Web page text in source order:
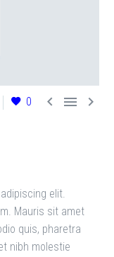
0   
elit.
Mauris sit amet
quis, pharetra
nibh molestie